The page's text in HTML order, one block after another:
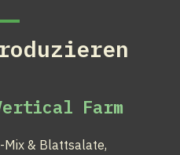
Farm
Mix & Blattsalate,